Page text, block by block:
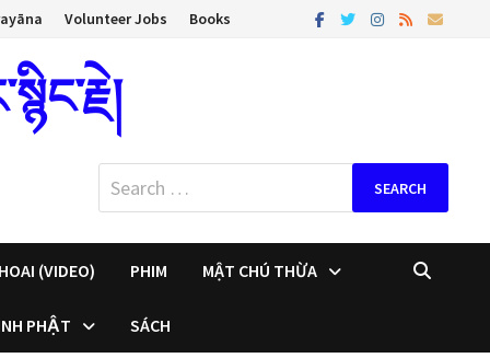
Volunteer Jobs Books
Search
for:
(VIDEO) PHIM MẬT CHÚ THỪA
PHẬT SÁCH